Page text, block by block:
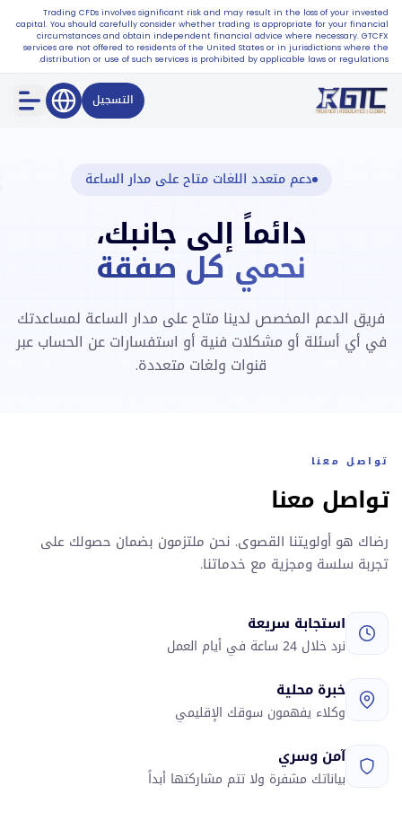
Trading CFDs involves significant risk and may result in the loss of your invested
capital. You should carefully consider whether trading is appropriate for your financial
circumstances and obtain independent financial advice where necessary. GTCFX
services are not offered to residents of the United States or in jurisdictions where the
distribution or use of such services is prohibited by applicable laws or regulations.
التسجيل
دعم متعدد اللغات متاح على مدار الساعة
دائماً إلى جانبك،
نحمي كل صفقة
فريق الدعم المخصص لدينا متاح على مدار الساعة لمساعدتك
في أي أسئلة أو مشكلات فنية أو استفسارات عن الحساب عبر
قنوات ولغات متعددة.
تواصل معنا
تواصل معنا
رضاك هو أولويتنا القصوى. نحن ملتزمون بضمان حصولك على
تجربة سلسة ومجزية مع خدماتنا.
استجابة سريعة
نرد خلال 24 ساعة في أيام العمل
خبرة محلية
وكلاء يفهمون سوقك الإقليمي
آمن وسري
بياناتك مشفرة ولا تتم مشاركتها أبداً